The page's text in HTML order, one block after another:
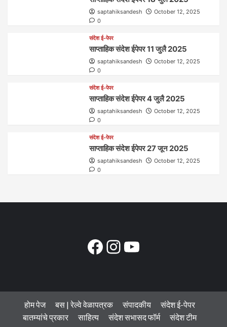
saptahiksandesh
October 12, 2025
0
संदेश ई-पेपर
साप्ताहिक संदेश ईपेपर 11 जुलै 2025
saptahiksandesh
October 12, 2025
0
संदेश ई-पेपर
साप्ताहिक संदेश ईपेपर 4 जुलै 2025
saptahiksandesh
October 12, 2025
0
संदेश ई-पेपर
साप्ताहिक संदेश ईपेपर 27 जून 2025
saptahiksandesh
October 12, 2025
0
Facebook
Instagram
YouTube
होम पेज बस | रेल्वे वेळापत्रक संपादकीय
संदेश ई-पेपर
बातम्यांचे प्रकार
साहित्य संदेश सभासद फॉर्म
संदेश टीम